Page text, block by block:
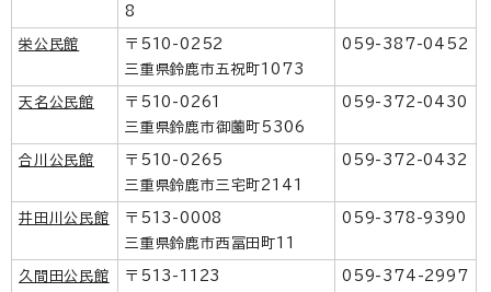
8
栄公民館
〒510-0252
三重県鈴鹿市五祝町1073
059-387-0452
天名公民館
〒510-0261
三重県鈴鹿市御薗町5306
059-372-0430
合川公民館
〒510-0265
三重県鈴鹿市三宅町2141
059-372-0432
井田川公民館
〒513-0008
三重県鈴鹿市西冨田町11
059-378-9390
久間田公民館
〒513-1123
059-374-2997